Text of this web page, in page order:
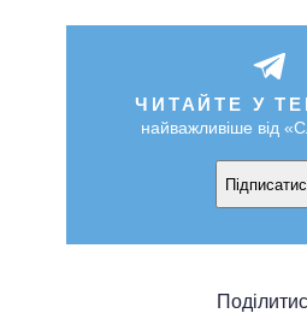
ЧИТАЙТЕ У
найважливіше від